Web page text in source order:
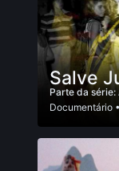
Salve
Parte da série:
Documentário